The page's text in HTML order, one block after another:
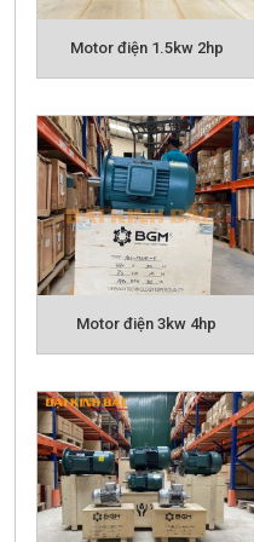
động ngoài trời tốt
- Động cơ BGM với
Phần lớn trên thị
dòng motor điện là
IE2sẽ giúp người
phí sử dụng điện hơn
thông thường.
- Dây quấn100%
hệ thống tự động
- Hệ thốngBạc đạn
tế, cấu trúc bền
tuổi thọ của motor,
phí bảo hành, sửa
Motor điện 1.5kw 2hp
Motor điện 3kw 4hp